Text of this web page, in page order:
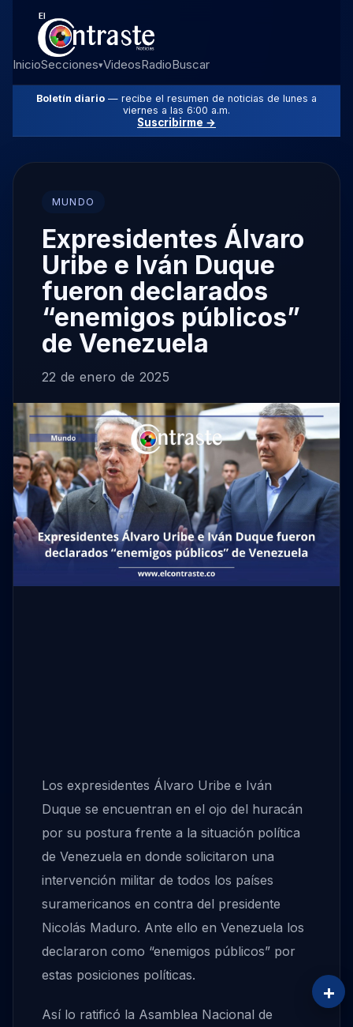
InicioSecciones▾VideosRadioBuscar
Boletín diario — recibe el resumen de noticias de lunes a
viernes a las 6:00 a.m.
Suscribirme →
MUNDO
Expresidentes Álvaro
Uribe e Iván Duque
fueron declarados
“enemigos públicos”
de Venezuela
22 de enero de 2025
Los expresidentes Álvaro Uribe e Iván
Duque se encuentran en el ojo del huracán
por su postura frente a la situación política
de Venezuela en donde solicitaron una
intervención militar de todos los países
suramericanos en contra del presidente
Nicolás Maduro. Ante ello en Venezuela los
declararon como “enemigos públicos” por
estas posiciones políticas.
Así lo ratificó la Asamblea Nacional de
+